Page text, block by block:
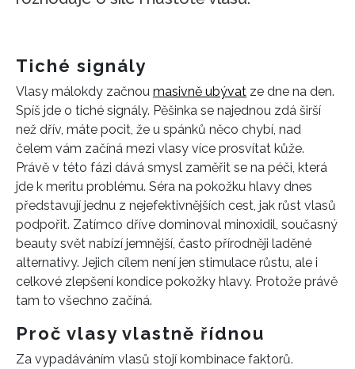
Tiché signály
Vlasy málokdy začnou masivně ubývat ze dne na den.
Spíš jde o tiché signály. Pěšinka se najednou zdá širší
než dřív, máte pocit, že u spánků něco chybí, nad
čelem vám začíná mezi vlasy více prosvítat kůže.
Právě v této fázi dává smysl zaměřit se na péči, která
jde k meritu problému. Séra na pokožku hlavy dnes
představují jednu z nejefektivnějších cest, jak růst vlasů
podpořit. Zatímco dříve dominoval minoxidil, současný
beauty svět nabízí jemnější, často přírodněji laděné
alternativy. Jejich cílem není jen stimulace růstu, ale i
celkové zlepšení kondice pokožky hlavy. Protože právě
tam to všechno začíná.
Proč vlasy vlastně řídnou
Za vypadáváním vlasů stojí kombinace faktorů.